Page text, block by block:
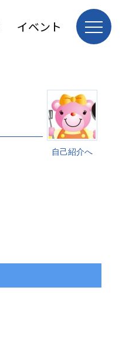
イベント
自己紹介へ